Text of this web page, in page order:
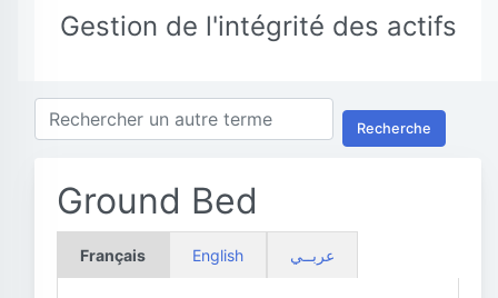
Gestion de l'intégrité des actifs
Recherche
Ground Bed
Français English عربــي